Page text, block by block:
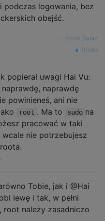
podczas logowania, bez
obejść.
Jason Salaz
źródło
popierał uwagi Hai Vu:
naprawdę
powinieneś, ani nie
root . Ma to sudo na
pracować w taki
wcale nie potrzebujesz
Tobie, jak i @Hai
lewę i tak, w pełni
root należy zasadniczo